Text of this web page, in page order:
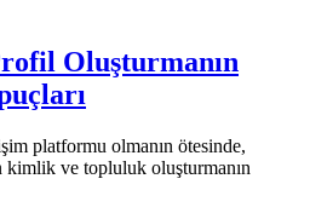
Oluşturmanın
platformu olmanın ötesinde,
ve topluluk oluşturmanın